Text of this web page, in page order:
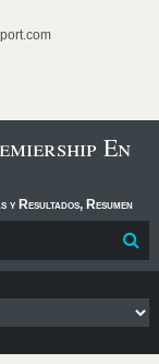
En
y Resultados, Resumen